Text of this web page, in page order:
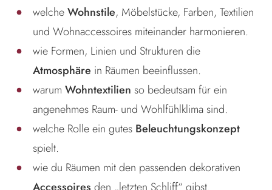
welcheWohnstile, Möbelstücke, Farben, Textilien
und Wohnaccessoires miteinander harmonieren.
wie Formen, Linien und Strukturen die
Atmosphäre in Räumen beeinflussen.
warum Wohntextilien so bedeutsam für ein
angenehmes Raum- und Wohlfühlklima sind.
welche Rolle ein gutes Beleuchtungskonzept
spielt.
wie du Räumen mit den passenden dekorativen